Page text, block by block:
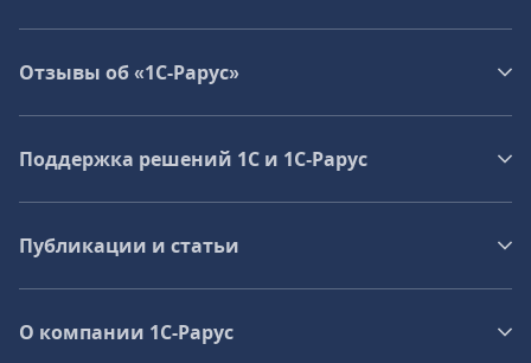
Отзывы об «1С-Рарус»
Поддержка решений 1С и 1С‑Рарус
Публикации и статьи
О компании 1C-Рарус